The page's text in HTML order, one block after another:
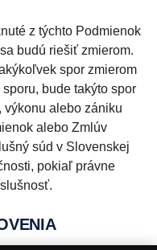
z týchto Podmienok
budú riešiť zmierom.
spor zmierom
bude takýto spor
výkonu alebo zániku
alebo Zmlúv
súd v Slovenskej
pokiaľ právne